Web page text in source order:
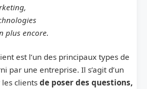
plus encore.
est l’un des principaux types de
par une entreprise. Il s’agit d’un
clientsde poser des questions,